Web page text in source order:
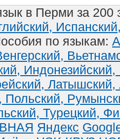
в Перми за 200
по языкам:
Индонезийский,
Латышский,
Польский,
Турецкий,
Яндекс